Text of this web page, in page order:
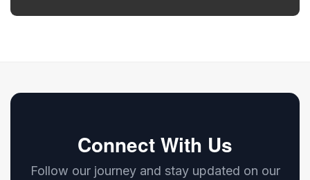
Connect With Us
Follow our journey and stay updated on our